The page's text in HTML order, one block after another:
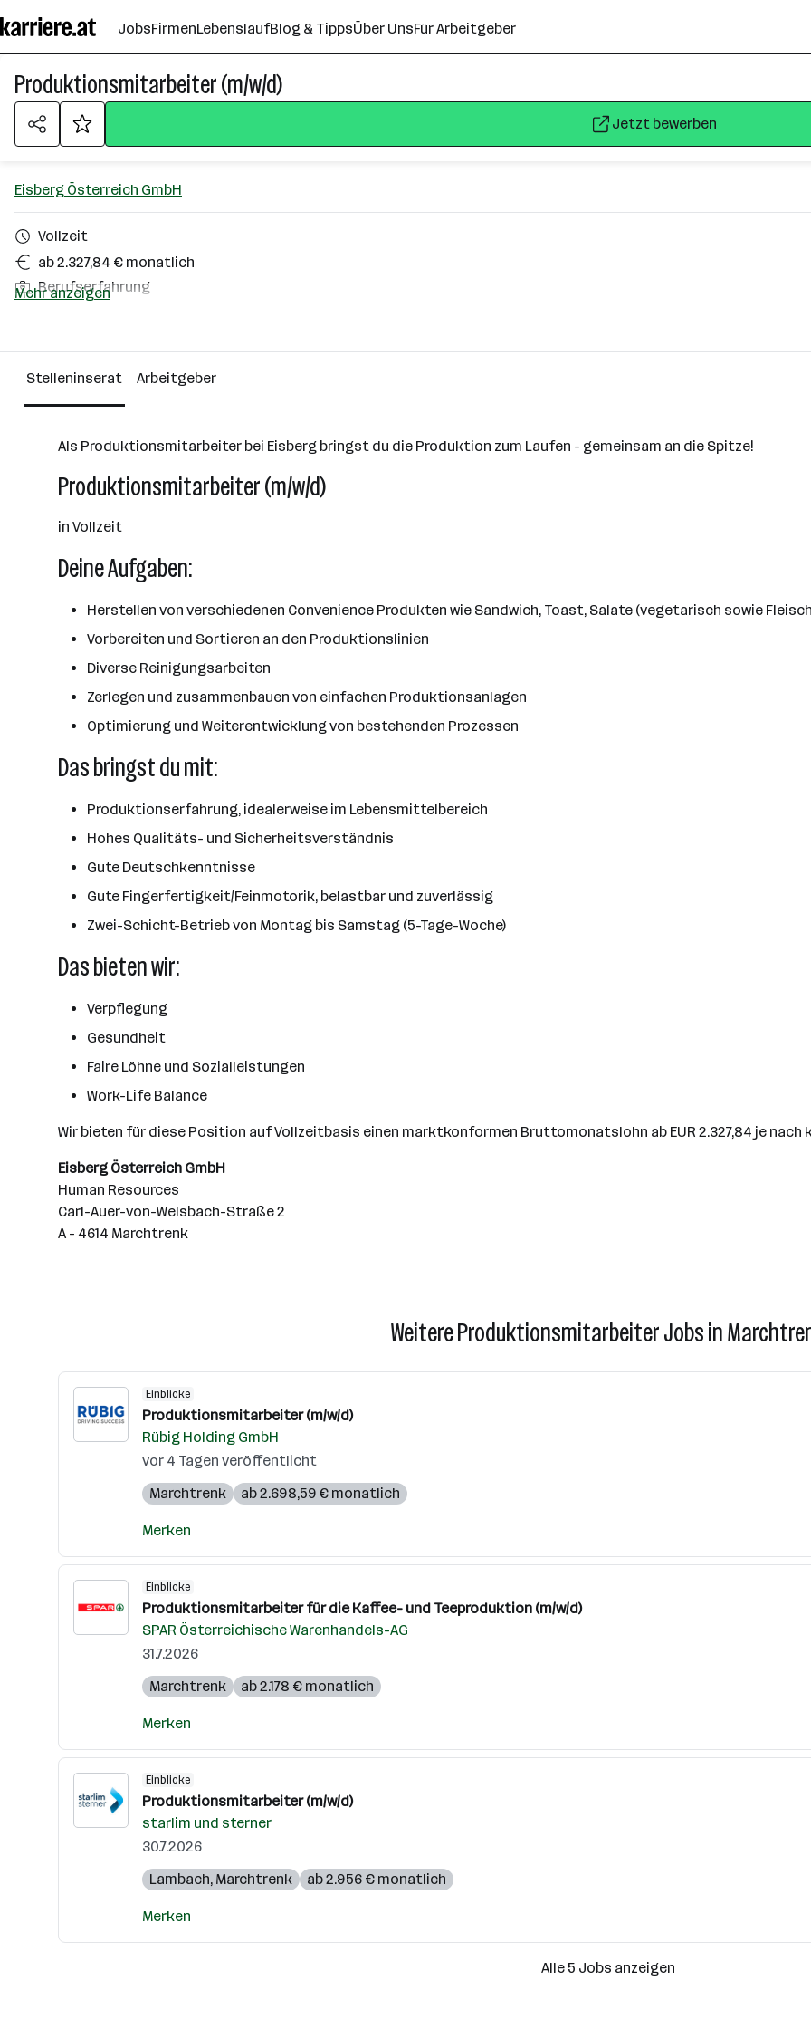
Seiteninhalt
springen
JobsFirmenLebenslaufBlog & TippsÜber UnsFür Arbeitgeber
Produktionsmitarbeiter (m/w/d)
Jetzt bewerben
Eisberg Österreich GmbH
Vollzeit
ab 2.327,84 € monatlich
Berufserfahrung
Über das Unternehmen
501 - 2500 Mitarbeiter*innen
Mehr anzeigen
Stelleninserat Arbeitgeber
Als Produktionsmitarbeiter bei Eisberg bringst du die Produktion zum Laufen - gemeinsam an die Spitze!
Produktionsmitarbeiter (m/w/d)
in Vollzeit
Deine Aufgaben:
Herstellen von verschiedenen Convenience Produkten wie Sandwich, Toast, Salate (vegetarisch sowie
Vorbereiten und Sortieren an den Produktionslinien
Diverse Reinigungsarbeiten
Zerlegen und zusammenbauen von einfachen Produktionsanlagen
Optimierung und Weiterentwicklung von bestehenden Prozessen
Das bringst du mit:
Produktionserfahrung, idealerweise im Lebensmittelbereich
Hohes Qualitäts- und Sicherheitsverständnis
Gute Deutschkenntnisse
Gute Fingerfertigkeit/Feinmotorik, belastbar und zuverlässig
Zwei-Schicht-Betrieb von Montag bis Samstag (5-Tage-Woche)
Das bieten wir:
Verpflegung
Gesundheit
Faire Löhne und Sozialleistungen
Work-Life Balance
Wir bieten für diese Position auf Vollzeitbasis einen marktkonformen Bruttomonatslohn ab EUR 2.327,84 je
Eisberg Österreich GmbH
Human Resources
Carl-Auer-von-Welsbach-Straße 2
A - 4614 Marchtrenk
Weitere Produktionsmitarbeiter Jobs in
Einblicke
Produktionsmitarbeiter (m/w/d)
Rübig Holding GmbH
vor 4 Tagen veröffentlicht
Marchtrenk
ab 2.698,59 € monatlich
Merken
Einblicke
Produktionsmitarbeiter für die Kaffee- und Teeproduktion (m/w/d)
SPAR Österreichische Warenhandels-AG
31.7.2026
Marchtrenk
ab 2.178 € monatlich
Merken
Einblicke
Produktionsmitarbeiter (m/w/d)
starlim und sterner
30.7.2026
Lambach, Marchtrenk ab 2.956 € monatlich
Merken
Alle 5 Jobs anzeigen